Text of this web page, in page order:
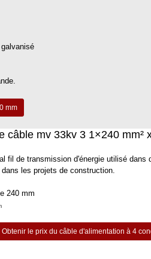
mm
câble mv 33kv 3 1×240 mm²
fil de transmission d'énergie utilisé
les projets de construction.
Obtenir le prix du câble d'alimentation à 4